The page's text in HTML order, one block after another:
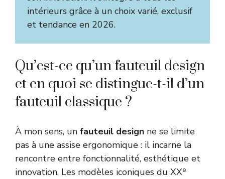
intérieurs grâce à un choix varié, exclusif
et tendance en 2026.
Qu’est-ce qu’un fauteuil design
et en quoi se distingue-t-il d’un
fauteuil classique ?
À mon sens, un fauteuil design ne se limite
pas à une assise ergonomique : il incarne la
rencontre entre fonctionnalité, esthétique et
innovation. Les modèles iconiques du XXe